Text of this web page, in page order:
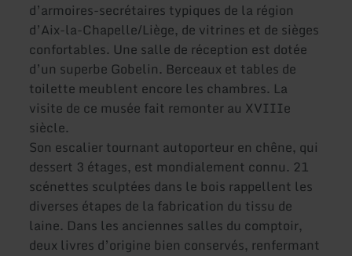
d’armoires-secrétaires typiques de la région
d’Aix-la-Chapelle/Liège, de vitrines et de sièges
confortables. Une salle de réception est dotée
d’un superbe Gobelin. Berceaux et tables de
toilette meublent encore les chambres. La
visite de ce musée fait remonter au XVIIIe
siècle.
Son escalier tournant autoporteur en chêne, qui
dessert 3 étages, est mondialement connu. 21
scénettes sculptées dans le bois rappellent les
diverses étapes de la fabrication du tissu de
laine. Dans les anciennes salles du comptoir,
deux livres d’origine bien conservés, renfermant